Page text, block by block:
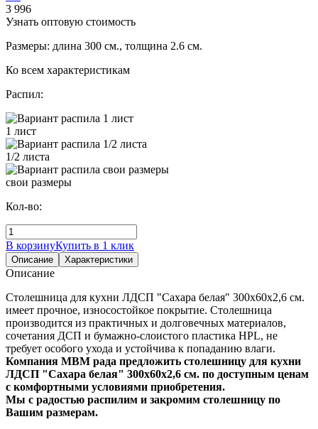
3 996
Узнать оптовую стоимость
Размеры: длина 300 см., толщина 2.6 см.
Ко всем характеристикам
Распил:
1 лист
1/2 листа
свои размеры
Кол-во:
В корзинуКупить в 1 клик
Описание Характеристики
Описание
Столешница для кухни ЛДСП "Сахара белая" 300х60х2,6 см.
имеет прочное, износостойкое покрытие. Столешница
производится из практичных и долговечных материалов,
сочетания ДСП и бумажно-слоистого пластика HPL, не
требует особого ухода и устойчива к попаданию влаги.
Компания МВМ рада предложить столешницу для кухни
ЛДСП "Сахара белая" 300х60х2,6 см. по доступным ценам
с комфортными условиями приобретения.
Мы с радостью распилим и закромим столешницу по
Вашим размерам.